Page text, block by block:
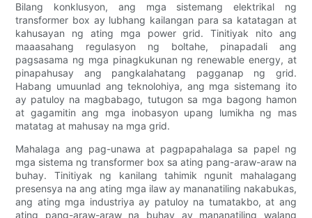
Bilang konklusyon, ang mga sistemang elektrikal ng
transformer box ay lubhang kailangan para sa katatagan at
kahusayan ng ating mga power grid. Tinitiyak nito ang
maaasahang regulasyon ng boltahe, pinapadali ang
pagsasama ng mga pinagkukunan ng renewable energy, at
pinapahusay ang pangkalahatang pagganap ng grid.
Habang umuunlad ang teknolohiya, ang mga sistemang ito
ay patuloy na magbabago, tutugon sa mga bagong hamon
at gagamitin ang mga inobasyon upang lumikha ng mas
matatag at mahusay na mga grid.
Mahalaga ang pag-unawa at pagpapahalaga sa papel ng
mga sistema ng transformer box sa ating pang-araw-araw na
buhay. Tinitiyak ng kanilang tahimik ngunit mahalagang
presensya na ang ating mga ilaw ay mananatiling nakabukas,
ang ating mga industriya ay patuloy na tumatakbo, at ang
ating pang-araw-araw na buhay ay mananatiling walang